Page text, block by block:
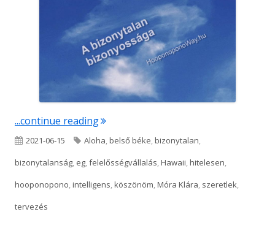
...continue reading"A bizonytalan bizonyossága"
Published
on
2021-06-15 Tags
Aloha,belső béke,bizonytalan,
bizonytalanság, eg,felelősségvállalás,Hawaii,hitelesen,
hooponopono,intelligens,köszönöm,Móra Klára, szeretlek,
tervezés